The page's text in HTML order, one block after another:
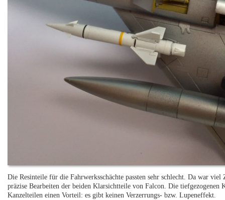
Die Resinteile für die Fahrwerksschächte passten sehr schlecht. Da war
präzise Bearbeiten der beiden Klarsichtteile von Falcon. Die tiefgezogenen
Kanzelteilen einen Vorteil: es gibt keinen Verzerrungs- bzw. Lupeneffekt.